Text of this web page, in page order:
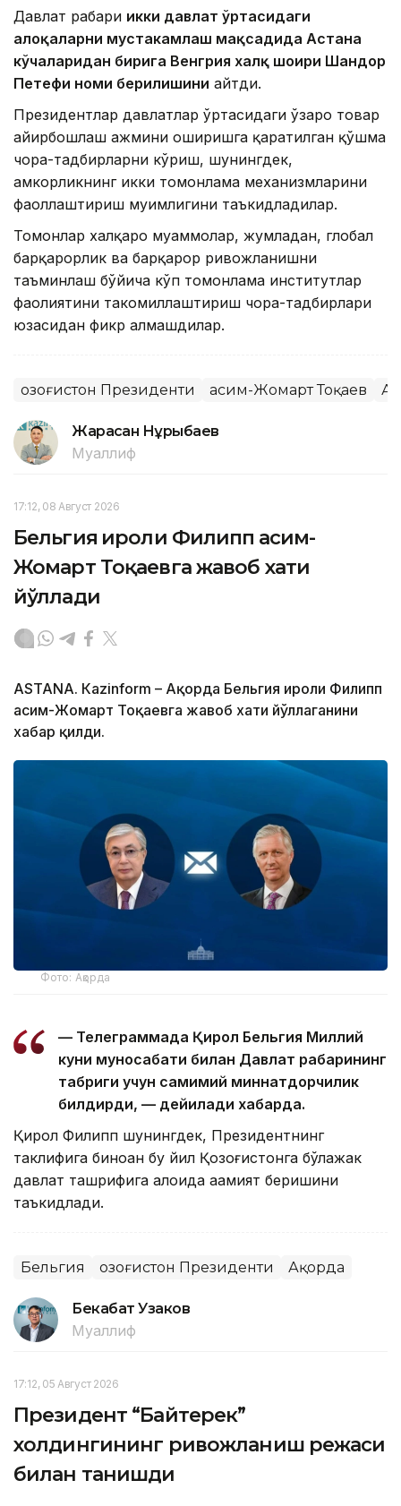
Давлат раҳбари икки давлат ўртасидаги
алоқаларни мустаҳкамлаш мақсадида Астана
кўчаларидан бирига Венгрия халқ шоири Шандор
Петефи номи берилишини айтди.
Президентлар давлатлар ўртасидаги ўзаро товар
айирбошлаш ҳажмини оширишга қаратилган қўшма
чора-тадбирларни кўриш, шунингдек,
ҳамкорликнинг икки томонлама механизмларини
фаоллаштириш муҳимлигини таъкидладилар.
Томонлар халқаро муаммолар, жумладан, глобал
барқарорлик ва барқарор ривожланишни
таъминлаш бўйича кўп томонлама институтлар
фаолиятини такомиллаштириш чора-тадбирлари
юзасидан фикр алмашдилар.
Қозоғистон Президенти Қасим-Жомарт Тоқаев
Жарасқан Нұрыбаев
Муаллиф
17:12, 08 Август 2026
Бельгия Қироли Филипп Қасим-
Жомарт Тоқаевга жавоб хати
йўллади
ASTANА. Кazinform – Ақорда Бельгия Қироли Филипп
Қасим-Жомарт Тоқаевга жавоб хати йўллаганини
хабар қилди.
Фото: Ақорда
— Телеграммада Қирол Бельгия Миллий
куни муносабати билан Давлат раҳбарининг
табриги учун самимий миннатдорчилик
билдирди, — дейилади хабарда.
Қирол Филипп шунингдек, Президентнинг
таклифига биноан бу йил Қозоғистонга бўлажак
давлат ташрифига алоҳида аҳамият беришини
таъкидлади.
Бельгия Қозоғистон Президенти Ақорда
Бекабат Узаков
Муаллиф
17:12, 05 Август 2026
Президент “Байтерек”
холдингининг ривожланиш режаси
билан танишди